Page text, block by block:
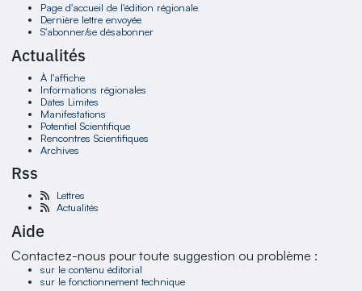
Page d'accueil de l'édition régionale
Dernière lettre envoyée
S'abonner/se désabonner
Actualités
À l'affiche
Informations régionales
Dates Limites
Manifestations
Potentiel Scientifique
Rencontres Scientifiques
Archives
Rss
Lettres
Actualités
Aide
Contactez-nous pour toute suggestion ou problème :
sur le contenu éditorial
sur le fonctionnement technique